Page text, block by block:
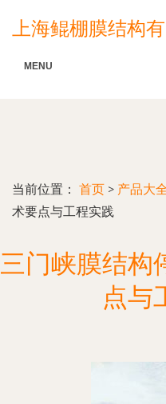
上海鲲棚膜结构
MENU
当前位置： 首页 > 产品大
术要点与工程实践
三门峡膜结构
点与